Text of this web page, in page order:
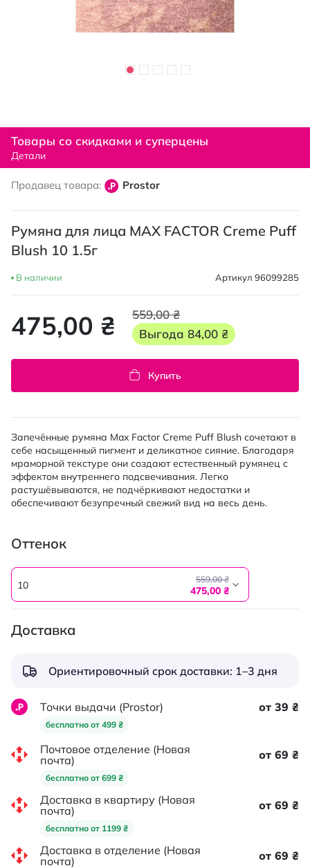
к
началу
галереи
Товары со скидками и суперцены
Детали
Продавец товара: Prostor
Румяна для лица MAX FACTOR Creme Puff
Blush 10 1.5г
В наличии Артикул 96099285
475,00 ₴
559,00 ₴
Выгода 84,00 ₴
Купить
Запечённые румяна Max Factor Creme Puff Blush сочетают в
себе насыщенный пигмент и деликатное сияние. Благодаря
мраморной текстуре они создают естественный румянец с
эффектом внутреннего подсвечивания. Легко
растушёвываются, не подчёркивают недостатки и
обеспечивают безупречный свежий вид на весь день.
Оттенок
10 559,00 ₴
475,00 ₴
Доставка
Ориентировочный срок доставки: 1–3 дня
Точки выдачи (Prostor)
бесплатно от 499 ₴
от 39 ₴
Почтовое отделение (Новая
почта)
бесплатно от 699 ₴
от 69 ₴
Доставка в квартиру (Новая
почта)
бесплатно от 1199 ₴
от 69 ₴
Доставка в отделение (Новая
почта)
от 69 ₴